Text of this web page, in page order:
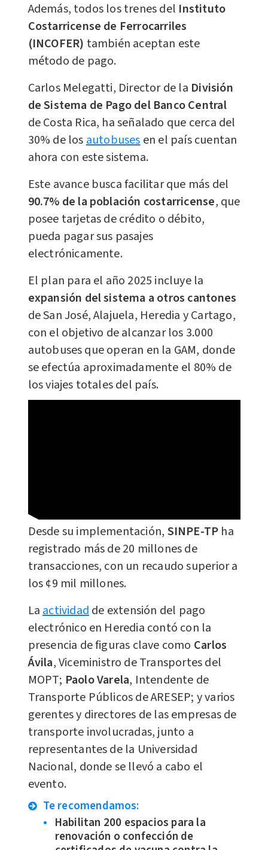
Además, todos los trenes del Instituto
Costarricense de Ferrocarriles
(INCOFER) también aceptan este
método de pago.
Carlos Melegatti, Director de la División
de Sistema de Pago del Banco Central
de Costa Rica, ha señalado que cerca del
30% de losautobusesen el país cuentan
ahora con este sistema.
Este avance busca facilitar que más del
90.7% de la población costarricense, que
posee tarjetas de crédito o débito,
pueda pagar sus pasajes
electrónicamente.
El plan para el año 2025 incluye la
expansión del sistema a otros cantones
de San José, Alajuela, Heredia y Cartago,
con el objetivo de alcanzar los 3.000
autobuses que operan en la GAM, donde
se efectúa aproximadamente el 80% de
los viajes totales del país.
Desde su implementación, SINPE-TP ha
registrado más de 20 millones de
transacciones, con un recaudo superior a
los ¢9 mil millones.
Laactividadde extensión del pago
electrónico en Heredia contó con la
presencia de figuras clave como Carlos
Ávila, Viceministro de Transportes del
MOPT; Paolo Varela, Intendente de
Transporte Públicos de ARESEP; y varios
gerentes y directores de las empresas de
transporte involucradas, junto a
representantes de la Universidad
Nacional, donde se llevó a cabo el
evento.
Te recomendamos:
Habilitan 200 espacios para la
renovación o confección de